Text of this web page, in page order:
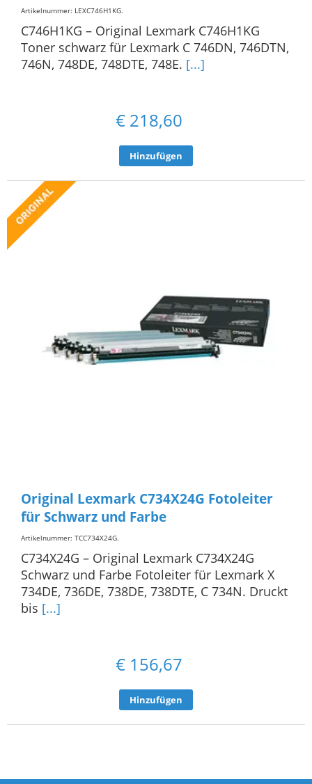
Artikelnummer: LEXC746H1KG.
C746H1KG – Original Lexmark C746H1KG
Toner schwarz für Lexmark C 746DN, 746DTN,
746N, 748DE, 748DTE, 748E. [...]
€ 218,60
Hinzufügen
Original Lexmark C734X24G Fotoleiter
für Schwarz und Farbe
Artikelnummer: TCC734X24G.
C734X24G – Original Lexmark C734X24G
Schwarz und Farbe Fotoleiter für Lexmark X
734DE, 736DE, 738DE, 738DTE, C 734N. Druckt
bis [...]
€ 156,67
Hinzufügen